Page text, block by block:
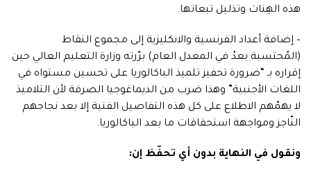
هذه الهِنات وتذليل تبعاتها.
– إضافة أعداد الفرنسية والانكليزية إلى مجموع النقاط
(المُحتسبة بعدُ في المعدل العام) برّرته وزارة التعليم العالي حين
إقراره بـ “ضرورة تحفيز تلميذ الباكالوريا على تحسين مستواه في
اللغات الأجنبية” وهذا ضرب من الديماغوجيا الصرفة لأن التلاميذ
لا يهمّهم الاطلاع على كل هذه التفاصيل الفنية إلا بعد نجاحهم
النّاجز ومواجهة استحقاقات ما بعد الباكالوريا.
ونقول في النهاية بدون أي تحفّظ إن: